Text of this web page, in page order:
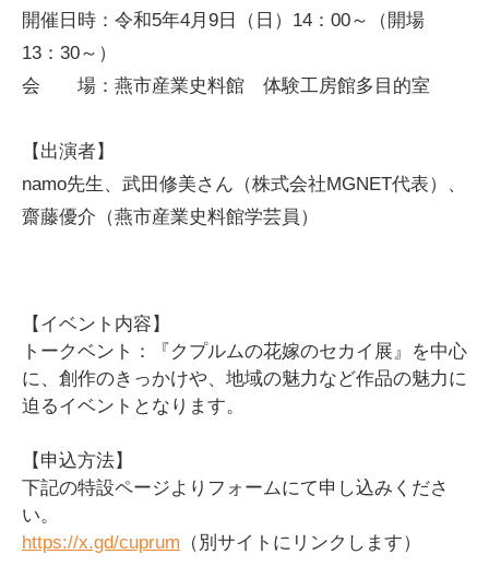
開催日時：令和5年4月9日（日）14：00～（開場
13：30～）
会 場：燕市産業史料館 体験工房館多目的室
【出演者】
namo先生、武田修美さん（株式会社MGNET代表）、
齋藤優介（燕市産業史料館学芸員）
【イベント内容】
トークベント：『クプルムの花嫁のセカイ展』を中心
に、創作のきっかけや、地域の魅力など作品の魅力に
迫るイベントとなります。
【申込方法】
下記の特設ページよりフォームにて申し込みくださ
い。
https://x.gd/cuprum （別サイトにリンクします）